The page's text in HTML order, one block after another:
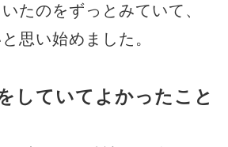
たのをずっとみていて、
思い始めました。
していてよかったこと